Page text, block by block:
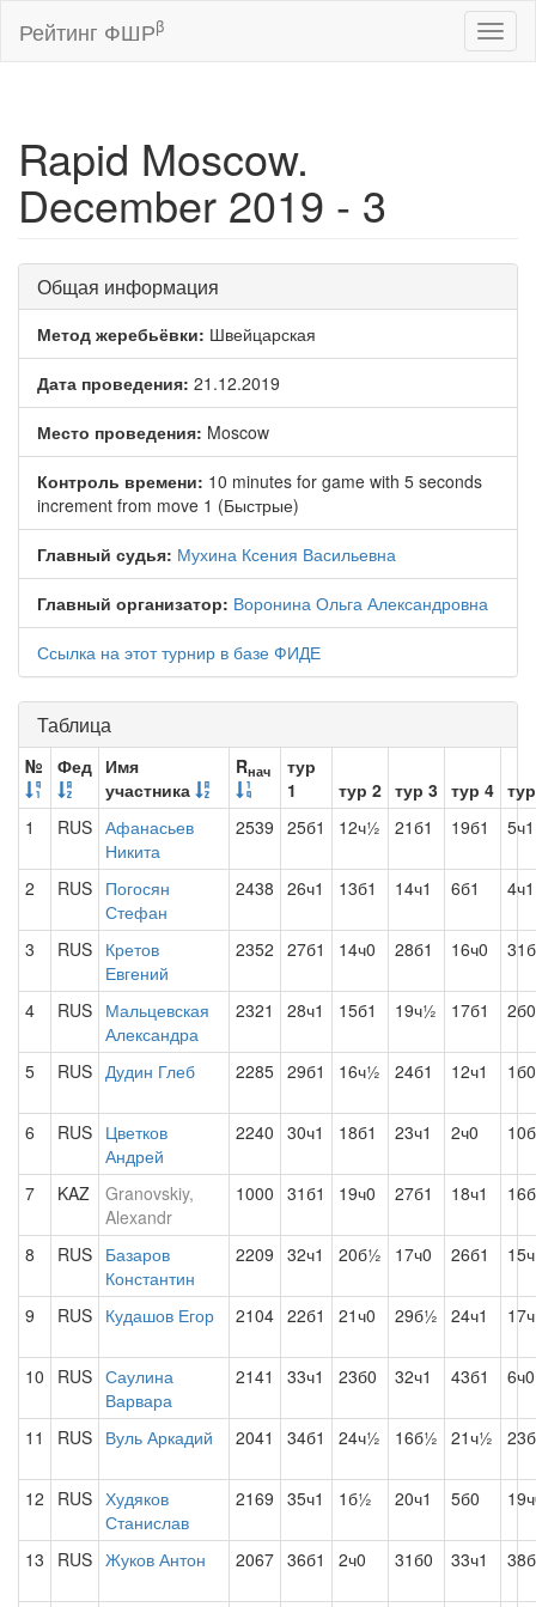
Рейтинг ФШРβ
Rapid Moscow.
December 2019 - 3
Общая информация
Метод жеребьёвки: Швейцарская
Дата проведения: 21.12.2019
Место проведения: Moscow
Контроль времени: 10 minutes for game with 5 seconds
increment from move 1 (Быстрые)
Главный судья: Мухина Ксения Васильевна
Главный организатор: Воронина Ольга Александровна
Ссылка на этот турнир в базе ФИДЕ
Таблица
№ Фед Имя
участника
Rнач
тур
1
тур 2 тур 3 тур 4
1
RUS Афанасьев
Никита
2539 25б1 12ч½ 21б1 19б1 5ч1
2 RUS Погосян
Стефан
2438 26ч1 13б1 14ч1 6б1 4ч1
3 RUS Кретов
Евгений
2352 27б1 14ч0 28б1 16ч0
4 RUS Мальцевская
Александра
2321 28ч1 15б1 19ч½ 17б1 2б0
5 RUS Дудин Глеб 2285 29б1 16ч½ 24б1 12ч1 1б0
6 RUS Цветков
Андрей
2240 30ч1 18б1 23ч1 2ч0
7 KAZ
Granovskiy,
Alexandr
1000 31б1 19ч0 27б1 18ч1
8 RUS Базаров
Константин
2209 32ч1 20б½ 17ч0 26б1
9 RUS Кудашов Егор 2104 22б1 21ч0 29б½ 24ч1
10 RUS Саулина
Варвара
2141 33ч1 23б0 32ч1 43б1 6ч0
11 RUS Вуль Аркадий 2041 34б1 24ч½ 16б½ 21ч½
12 RUS Худяков
Станислав
2169 35ч1 1б½ 20ч1 5б0
13 RUS Жуков Антон 2067 36б1 2ч0 31б0 33ч1